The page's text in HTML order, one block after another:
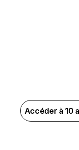
Accéder à 10